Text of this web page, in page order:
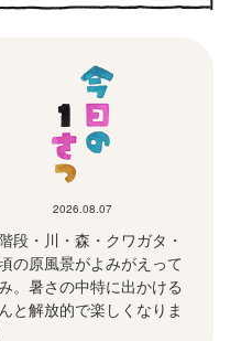
2026.08.07
段・川・森・クワガタ・
の原風景がよみがえって
。暑さの中特に出かける
と解放的で楽しくなりま